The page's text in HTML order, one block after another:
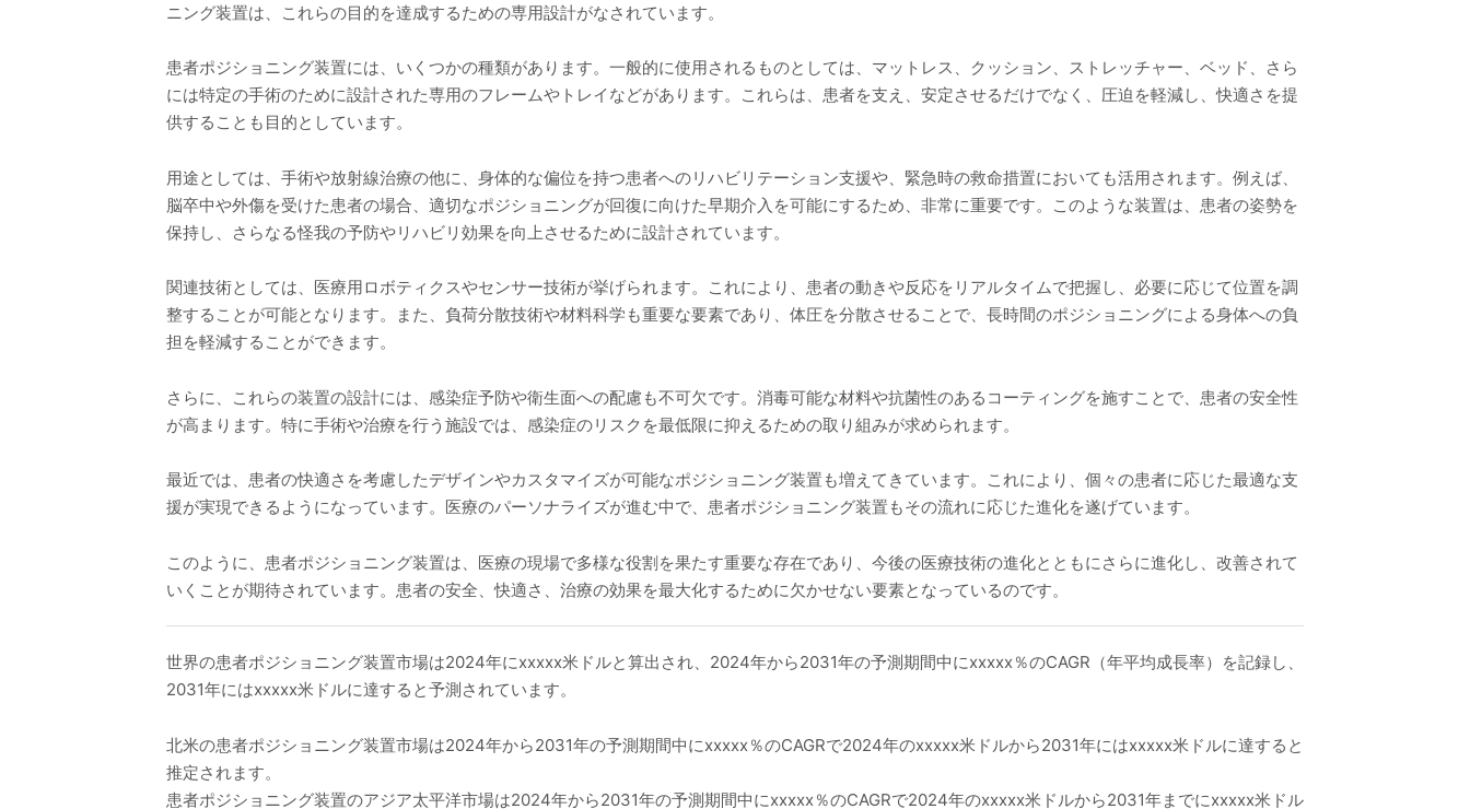
ニング装置は、これらの目的を達成するための専用設計がなされています。
患者ポジショニング装置には、いくつかの種類があります。一般的に使用されるものとしては、マットレス、クッション、ストレッチャー、ベッド、さら
には特定の手術のために設計された専用のフレームやトレイなどがあります。これらは、患者を支え、安定させるだけでなく、圧迫を軽減し、快適さを提
供することも目的としています。
用途としては、手術や放射線治療の他に、身体的な偏位を持つ患者へのリハビリテーション支援や、緊急時の救命措置においても活用されます。例えば、
脳卒中や外傷を受けた患者の場合、適切なポジショニングが回復に向けた早期介入を可能にするため、非常に重要です。このような装置は、患者の姿勢を
保持し、さらなる怪我の予防やリハビリ効果を向上させるために設計されています。
関連技術としては、医療用ロボティクスやセンサー技術が挙げられます。これにより、患者の動きや反応をリアルタイムで把握し、必要に応じて位置を調
整することが可能となります。また、負荷分散技術や材料科学も重要な要素であり、体圧を分散させることで、長時間のポジショニングによる身体への負
担を軽減することができます。
さらに、これらの装置の設計には、感染症予防や衛生面への配慮も不可欠です。消毒可能な材料や抗菌性のあるコーティングを施すことで、患者の安全性
が高まります。特に手術や治療を行う施設では、感染症のリスクを最低限に抑えるための取り組みが求められます。
最近では、患者の快適さを考慮したデザインやカスタマイズが可能なポジショニング装置も増えてきています。これにより、個々の患者に応じた最適な支
援が実現できるようになっています。医療のパーソナライズが進む中で、患者ポジショニング装置もその流れに応じた進化を遂げています。
このように、患者ポジショニング装置は、医療の現場で多様な役割を果たす重要な存在であり、今後の医療技術の進化とともにさらに進化し、改善されて
いくことが期待されています。患者の安全、快適さ、治療の効果を最大化するために欠かせない要素となっているのです。
世界の患者ポジショニング装置市場は2024年にxxxxx米ドルと算出され、2024年から2031年の予測期間中にxxxxx％のCAGR（年平均成長率）を記録し、
2031年にはxxxxx米ドルに達すると予測されています。
北米の患者ポジショニング装置市場は2024年から2031年の予測期間中にxxxxx％のCAGRで2024年のxxxxx米ドルから2031年にはxxxxx米ドルに達すると
推定されます。
患者ポジショニング装置のアジア太平洋市場は2024年から2031年の予測期間中にxxxxx％のCAGRで2024年のxxxxx米ドルから2031年までにxxxxx米ドル